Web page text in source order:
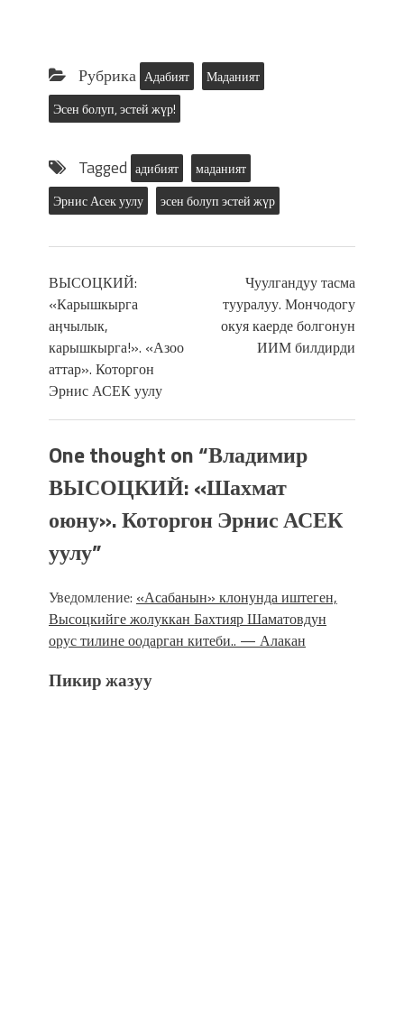
Рубрика Адабият
Маданият
Эсен болуп, эстей жүр!
Tagged адибият
маданият
Эрнис Асек уулу
эсен болуп эстей жүр
ВЫСОЦКИЙ:
«Карышкырга
аӊчылык,
карышкырга!». «Азоо
аттар». Которгон
Эрнис АСЕК уулу
Чуулгандуу тасма
тууралуу. Мончодогу
окуя каерде болгонун
ИИМ билдирди
One thought on “Владимир
ВЫСОЦКИЙ: «Шахмат
оюну». Которгон Эрнис АСЕК
уулу”
Уведомление: «Асабанын» клонунда иштеген,
Высоцкийге жолуккан Бахтияр Шаматовдун
орус тилине оодарган китеби.. — Алакан
Пикир жазуу